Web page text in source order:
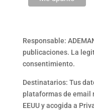
Responsable:
publicaciones. La
consentimiento.
Destinatarios: Tus
plataformas de email
EEUU y acogida a